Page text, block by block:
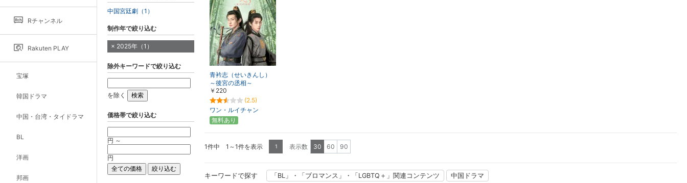
Rチャンネル
Rakuten PLAY
宝塚
韓国ドラマ
中国・台湾・タイドラマ
BL
洋画
邦画
青衿志（せいきんし）
～後宮の丞相～
￥220
(2.5)
ワン・ルイチャン
無料あり
1件中 1～1件を表示 1 表示数 30 60 90
キーワードで探す 「BL」・「ブロマンス」・「LGBTQ＋」関連コンテンツ 中国ドラマ
中国宮廷劇（1）
制作年で絞り込む
2025年（1）
除外キーワードで絞り込む
を除く
価格帯で絞り込む
円 ～
円